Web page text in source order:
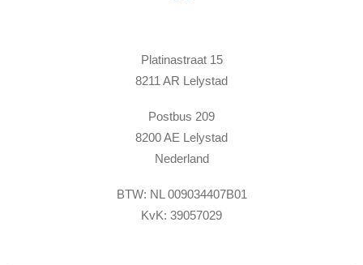
Platinastraat 15
8211 AR Lelystad
Postbus 209
8200 AE Lelystad
Nederland
BTW: NL 009034407B01
KvK: 39057029